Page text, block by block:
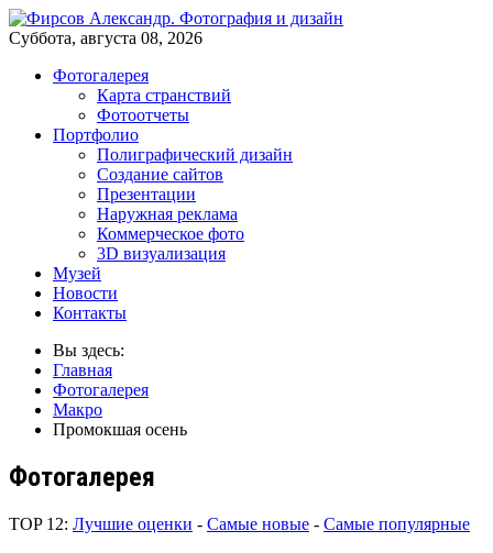
Суббота, августа 08, 2026
Фотогалерея
Карта странствий
Фотоотчеты
Портфолио
Полиграфический дизайн
Создание сайтов
Презентации
Наружная реклама
Коммерческое фото
3D визуализация
Музей
Новости
Контакты
Вы здесь:
Главная
Фотогалерея
Макро
Промокшая осень
Фотогалерея
TOP 12: Лучшие оценки - Самые новые - Самые популярные